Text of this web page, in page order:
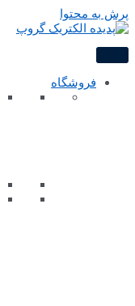
پرش به محتوا
فروشگاه